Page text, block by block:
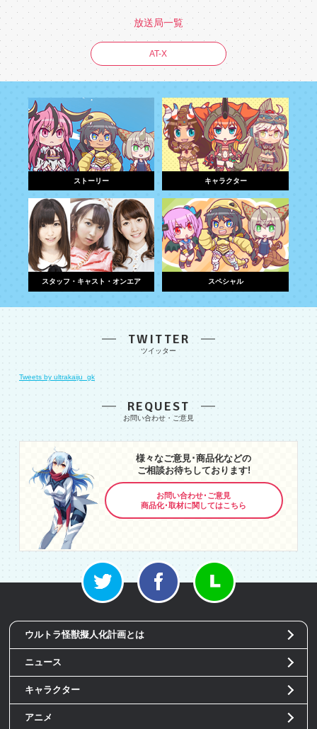
放送局一覧
AT-X
ストーリー キャラクター
スタッフ・キャスト・オンエア スペシャル
TWITTER
Tweets by ultrakaiju_gk
REQUEST
様々なご意見･商品化などの
ご相談お待ちしております!
お問い合わせ･ご意見
商品化･取材に関してはこちら
ウルトラ怪獣擬人化計画とは
ニュース
キャラクター
アニメ